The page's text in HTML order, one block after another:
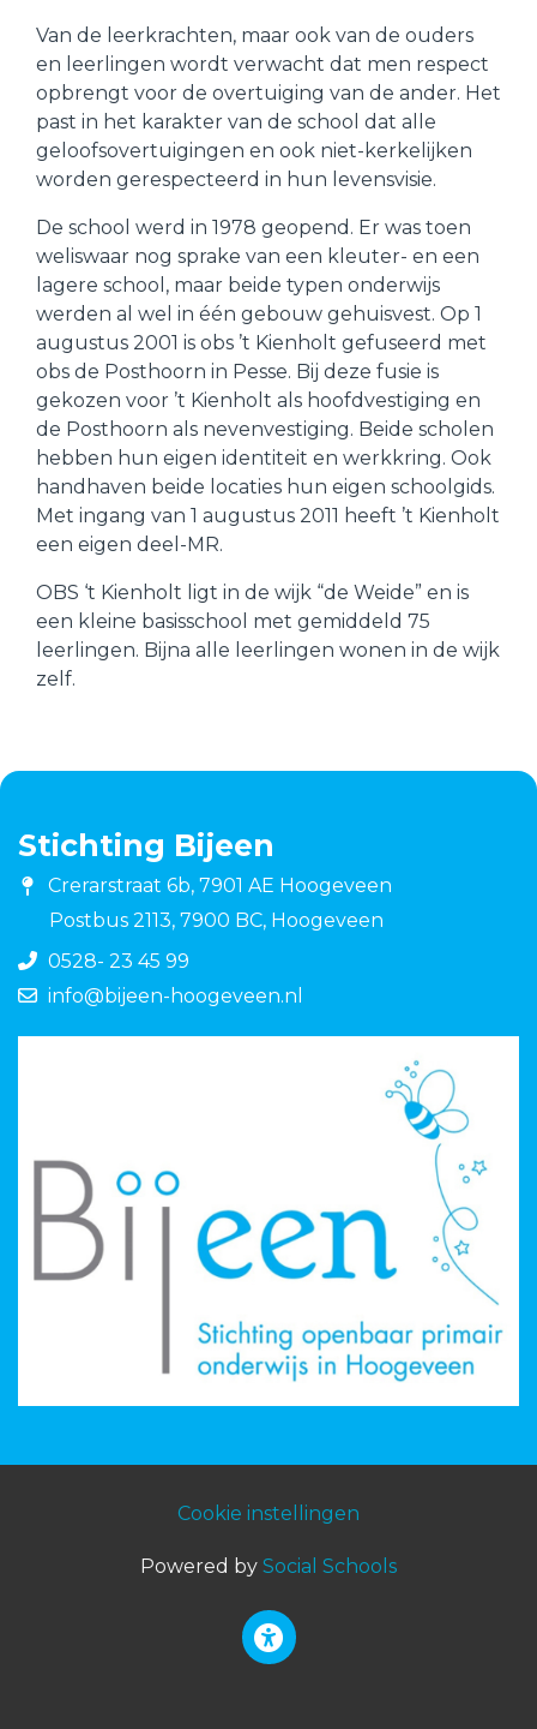
Van de leerkrachten, maar ook van de ouders
en leerlingen wordt verwacht dat men respect
opbrengt voor de overtuiging van de ander. Het
past in het karakter van de school dat alle
geloofsovertuigingen en ook niet-kerkelijken
worden gerespecteerd in hun levensvisie.
De school werd in 1978 geopend. Er was toen
weliswaar nog sprake van een kleuter- en een
lagere school, maar beide typen onderwijs
werden al wel in één gebouw gehuisvest. Op 1
augustus 2001 is obs ’t Kienholt gefuseerd met
obs de Posthoorn in Pesse. Bij deze fusie is
gekozen voor ’t Kienholt als hoofdvestiging en
de Posthoorn als nevenvestiging. Beide scholen
hebben hun eigen identiteit en werkkring. Ook
handhaven beide locaties hun eigen schoolgids.
Met ingang van 1 augustus 2011 heeft ’t Kienholt
een eigen deel-MR.
OBS ‘t Kienholt ligt in de wijk “de Weide” en is
een kleine basisschool met gemiddeld 75
leerlingen. Bijna alle leerlingen wonen in de wijk
zelf.
Stichting Bijeen
Crerarstraat 6b, 7901 AE Hoogeveen
Postbus 2113, 7900 BC, Hoogeveen
0528- 23 45 99
info@bijeen-hoogeveen.nl
Cookie instellingen
Powered by Social Schools